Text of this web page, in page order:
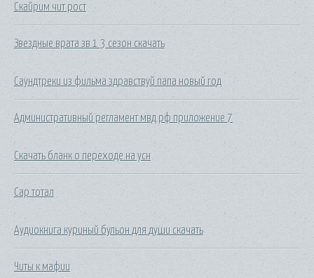
Скайрим чит рост
Звездные врата зв 1 3 сезон скачать
Саундтреки из фильма здравствуй папа новый год
Административный регламент мвд рф приложение 7
Скачать бланк о переходе на усн
Сар тотал
Аудиокнига куриный бульон для души скачать
Читы к мафии